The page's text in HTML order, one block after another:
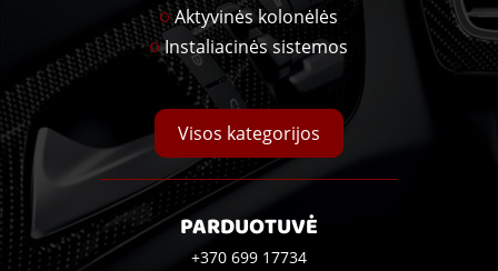
Aktyvinės kolonėlės
Instaliacinės sistemos
Visos kategorijos
PARDUOTUVĖ
+370 699 17734